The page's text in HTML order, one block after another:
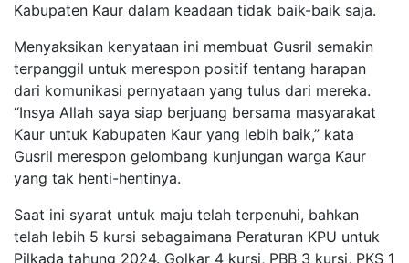
Kabupaten Kaur dalam keadaan tidak baik-baik saja.
Menyaksikan kenyataan ini membuat Gusril semakin
terpanggil untuk merespon positif tentang harapan
dari komunikasi pernyataan yang tulus dari mereka.
“Insya Allah saya siap berjuang bersama masyarakat
Kaur untuk Kabupaten Kaur yang lebih baik,” kata
Gusril merespon gelombang kunjungan warga Kaur
yang tak henti-hentinya.
Saat ini syarat untuk maju telah terpenuhi, bahkan
telah lebih 5 kursi sebagaimana Peraturan KPU untuk
Pilkada tahung 2024. Golkar 4 kursi, PBB 3 kursi, PKS 1